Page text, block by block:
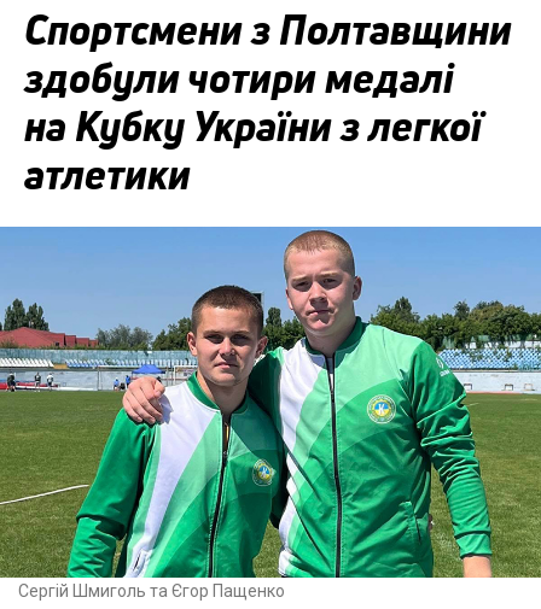
Спортсмени з Полтавщини
здобули чотири медалі
на Кубку України з легкої
атлетики
Сергій Шмиголь та Єгор Пащенко